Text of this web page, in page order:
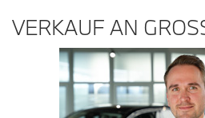
VERKAUF AN